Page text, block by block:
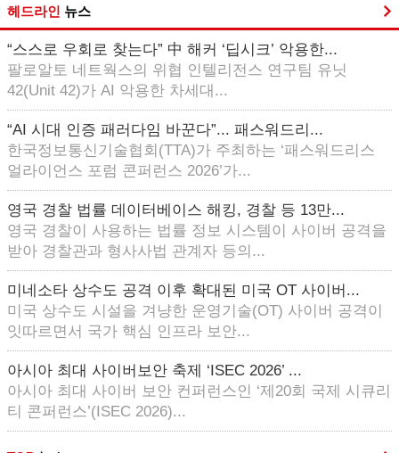
헤드라인 뉴스
“스스로 우회로 찾는다” 中 해커 ‘딥시크’ 악용한...
팔로알토 네트웍스의 위협 인텔리전스 연구팀 유닛
42(Unit 42)가 AI 악용한 차세대...
“AI 시대 인증 패러다임 바꾼다”... 패스워드리...
한국정보통신기술협회(TTA)가 주최하는 ‘패스워드리스
얼라이언스 포럼 콘퍼런스 2026’가...
영국 경찰 법률 데이터베이스 해킹, 경찰 등 13만...
영국 경찰이 사용하는 법률 정보 시스템이 사이버 공격을
받아 경찰관과 형사사법 관계자 등의...
미네소타 상수도 공격 이후 확대된 미국 OT 사이버...
미국 상수도 시설을 겨냥한 운영기술(OT) 사이버 공격이
잇따르면서 국가 핵심 인프라 보안...
아시아 최대 사이버보안 축제 ‘ISEC 2026’ ...
아시아 최대 사이버 보안 컨퍼런스인 ‘제20회 국제 시큐리
티 콘퍼런스’(ISEC 2026)...